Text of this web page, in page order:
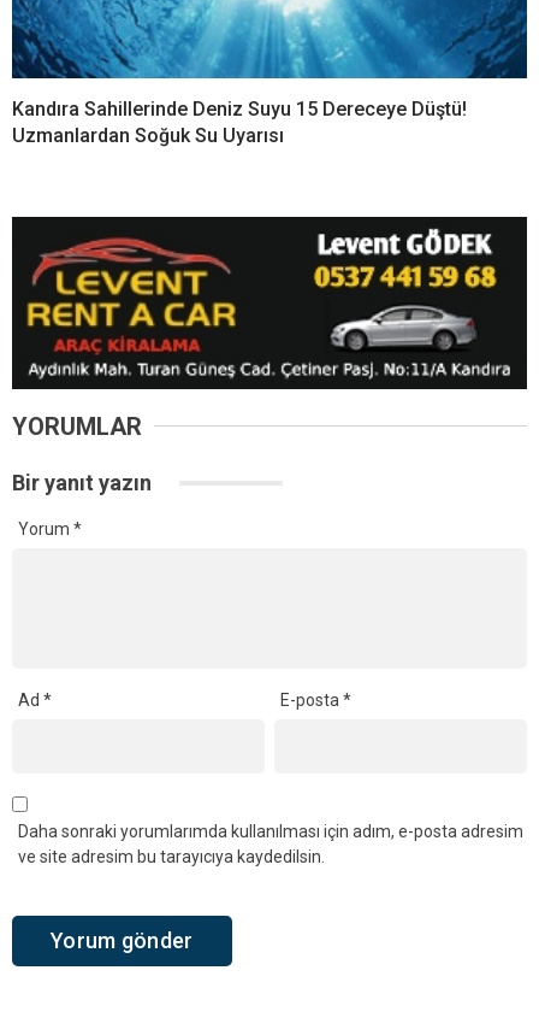
Kandıra Sahillerinde Deniz Suyu 15 Dereceye Düştü!
Uzmanlardan Soğuk Su Uyarısı
YORUMLAR
Bir yanıt yazın
Yorum *
Ad * E-posta*
Daha sonraki yorumlarımda kullanılması için adım, e-posta adresim
ve site adresim bu tarayıcıya kaydedilsin.